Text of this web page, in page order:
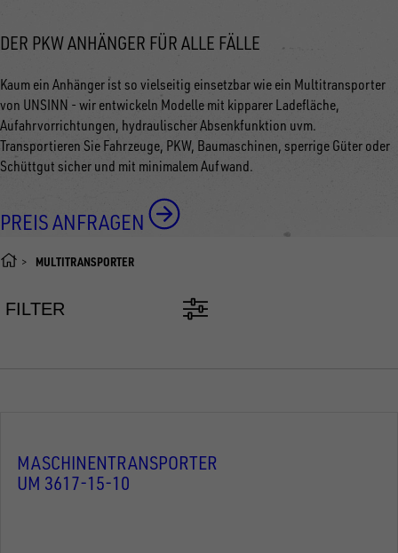
DER PKW ANHÄNGER FÜR ALLE FÄLLE
Kaum ein Anhänger ist so vielseitig einsetzbar wie ein Multitransporter
von UNSINN - wir entwickeln Modelle mit kipparer Ladefläche,
Aufahrvorrichtungen, hydraulischer Absenkfunktion uvm.
Transportieren Sie Fahrzeuge, PKW, Baumaschinen, sperrige Güter oder
Schüttgut sicher und mit minimalem Aufwand.
PREIS ANFRAGEN
MULTITRANSPORTER
FILTER
MASCHINENTRANSPORTER
UM 3617-15-10